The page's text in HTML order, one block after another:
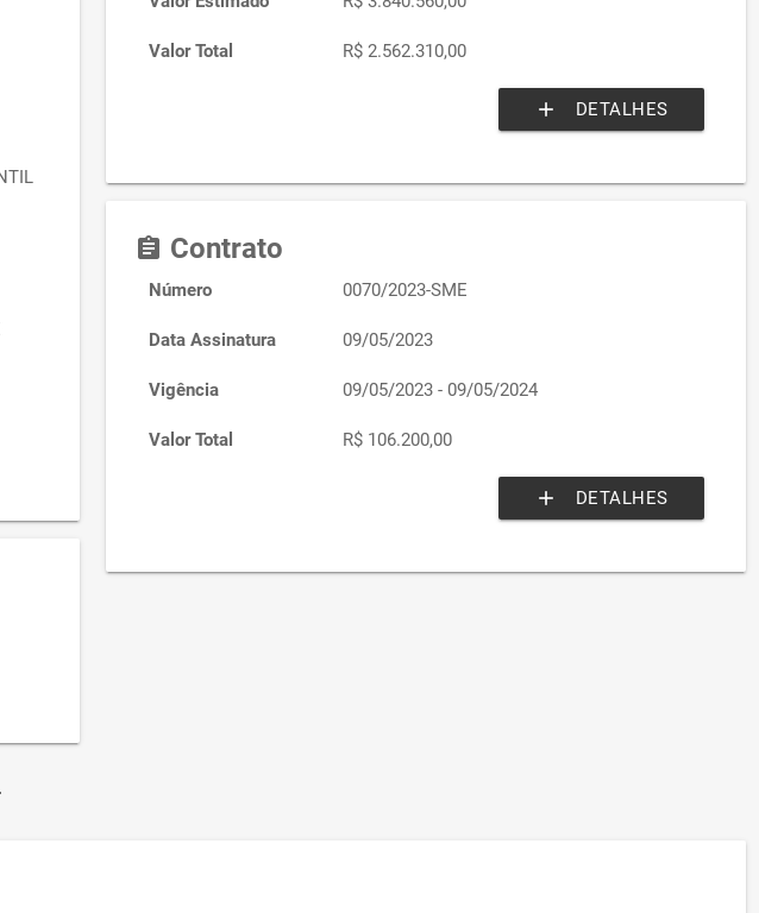
Valor Total R$ 2.562.310,00
add DETALHES
assignment Contrato
Número 0070/2023-SME
Data Assinatura 09/05/2023
Vigência 09/05/2023 - 09/05/2024
Valor Total R$ 106.200,00
add DETALHES